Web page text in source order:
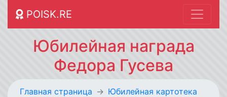
POISK.RE
Юбилейная награда
Федора Гусева
Главная страница
Юбилейная картотека